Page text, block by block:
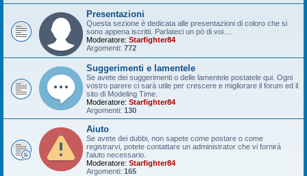
Presentazioni
Questa sezione è dedicata alle presentazioni di coloro che si
sono appena iscritti. Parlateci un pò di voi....
Moderatore: Starfighter84
Argomenti: 772
Suggerimenti e lamentele
Se avete dei suggerimenti o delle lamentele postatele qui. Ogni
vostro parere ci sarà utile per crescere e migliorare il forum ed il
sito di Modeling Time.
Moderatore: Starfighter84
Argomenti: 130
Aiuto
Se avete dei dubbi, non sapete come postare o come
registrarvi, potete contattare un administrator che vi fornirà
l'aiuto necessario.
Moderatore: Starfighter84
Argomenti: 165